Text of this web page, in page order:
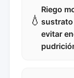
💧
Riego
sustrato
evitar